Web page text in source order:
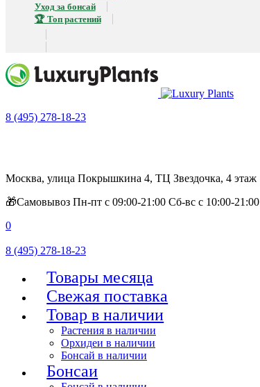
Уход за бонсай
🏆 Топ растений
8 (495) 278-18-23
Москва, улица Покрышкина 4, ТЦ Звездочка, 4 этаж
🎁Самовывоз Пн-пт с 09:00-21:00 Сб-вс с 10:00-21:00
0
8 (495) 278-18-23
Товары месяца
Свежая поставка
Товар в наличии
Растения в наличии
Орхидеи в наличии
Бонсай в наличии
Бонсаи